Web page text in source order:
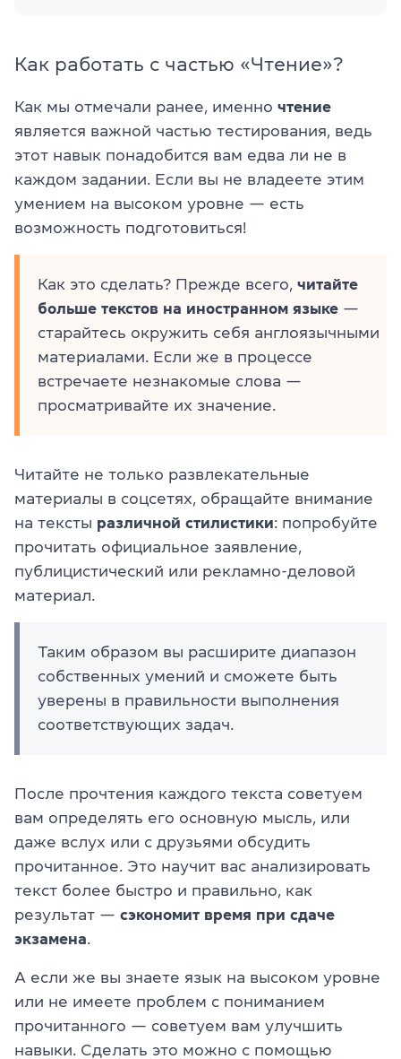
Как работать с частью «Чтение»?
Как мы отмечали ранее, именно чтение
является важной частью тестирования, ведь
этот навык понадобится вам едва ли не в
каждом задании. Если вы не владеете этим
умением на высоком уровне — есть
возможность подготовиться!
Как это сделать? Прежде всего, читайте
больше текстов на иностранном языке —
старайтесь окружить себя англоязычными
материалами. Если же в процессе
встречаете незнакомые слова —
просматривайте их значение.
Читайте не только развлекательные
материалы в соцсетях, обращайте внимание
на тексты различной стилистики: попробуйте
прочитать официальное заявление,
публицистический или рекламно-деловой
материал.
Таким образом вы расширите диапазон
собственных умений и сможете быть
уверены в правильности выполнения
соответствующих задач.
После прочтения каждого текста советуем
вам определять его основную мысль, или
даже вслух или с друзьями обсудить
прочитанное. Это научит вас анализировать
текст более быстро и правильно, как
результат — сэкономит время при сдаче
экзамена
А если же вы знаете язык на высоком уровне
или не имеете проблем с пониманием
прочитанного — советуем вам улучшить
навыки. Сделать это можно с помощью